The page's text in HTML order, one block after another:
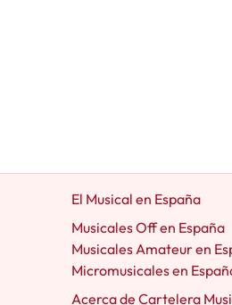
El Musical en España
Musicales Off en España
Musicales Amateur en
Micromusicales en
Acerca de Cartelera